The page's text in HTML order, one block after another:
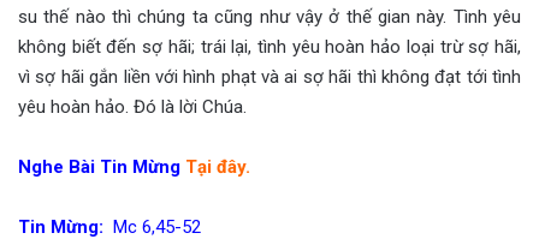
su thế nào thì chúng ta cũng như vậy ở thế gian này. Tình yêu
không biết đến sợ hãi; trái lại, tình yêu hoàn hảo loại trừ sợ hãi,
vì sợ hãi gắn liền với hình phạt và ai sợ hãi thì không đạt tới tình
yêu hoàn hảo. Đó là lời Chúa.
Nghe Bài Tin Mừng Tại đây.
Tin Mừng: Mc 6,45-52